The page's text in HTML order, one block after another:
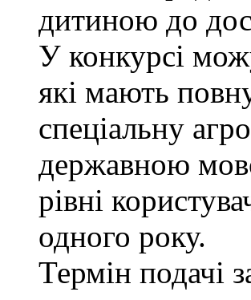
дитиною до
У конкурсі
які мають
спеціальну
державною
рівні
одного року.
Термін подачі